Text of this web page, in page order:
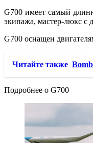
G700 имеет самый
экипажа, мастер-люкс с
G700 оснащен
Читайте также
Подробнее о G700